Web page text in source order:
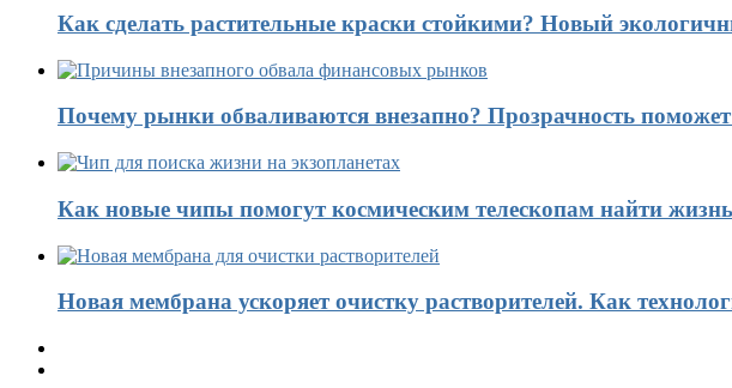
Как сделать растительные краски стойкими? Новый
Почему рынки обваливаются внезапно? Прозрачность
Как новые чипы помогут космическим телескопам найти жизнь
Новая мембрана ускоряет очистку растворителей. Как